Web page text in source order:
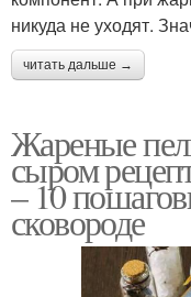
никуда не уходят.
читать дальше →
Жареные
сыром
– 10
сковороде